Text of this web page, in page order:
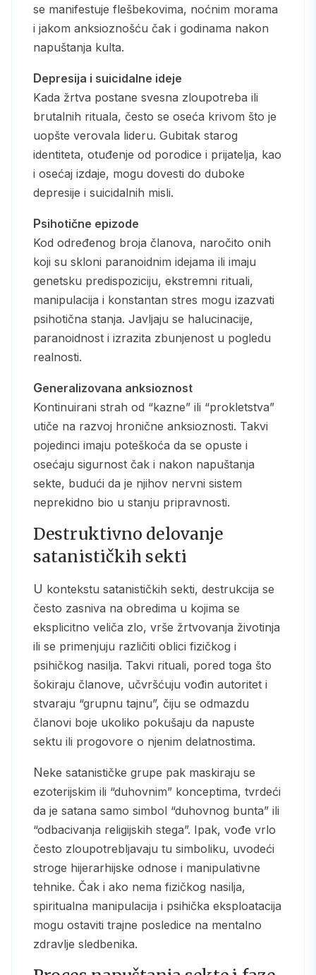
se manifestuje flešbekovima, noćnim morama
i jakom anksioznošću čak i godinama nakon
napuštanja kulta.
Depresija i suicidalne ideje
Kada žrtva postane svesna zloupotreba ili
brutalnih rituala, često se oseća krivom što je
uopšte verovala lideru. Gubitak starog
identiteta, otuđenje od porodice i prijatelja, kao
i osećaj izdaje, mogu dovesti do duboke
depresije i suicidalnih misli.
Psihotične epizode
Kod određenog broja članova, naročito onih
koji su skloni paranoidnim idejama ili imaju
genetsku predispoziciju, ekstremni rituali,
manipulacija i konstantan stres mogu izazvati
psihotična stanja. Javljaju se halucinacije,
paranoidnost i izrazita zbunjenost u pogledu
realnosti.
Generalizovana anksioznost
Kontinuirani strah od “kazne” ili “prokletstva”
utiče na razvoj hronične anksioznosti. Takvi
pojedinci imaju poteškoća da se opuste i
osećaju sigurnost čak i nakon napuštanja
sekte, budući da je njihov nervni sistem
neprekidno bio u stanju pripravnosti.
Destruktivno delovanje
satanističkih sekti
U kontekstu satanističkih sekti, destrukcija se
često zasniva na obredima u kojima se
eksplicitno veliča zlo, vrše žrtvovanja životinja
ili se primenjuju različiti oblici fizičkog i
psihičkog nasilja. Takvi rituali, pored toga što
šokiraju članove, učvršćuju vođin autoritet i
stvaraju “grupnu tajnu”, čiju se odmazdu
članovi boje ukoliko pokušaju da napuste
sektu ili progovore o njenim delatnostima.
Neke satanističke grupe pak maskiraju se
ezoterijskim ili “duhovnim” konceptima, tvrdeći
da je satana samo simbol “duhovnog bunta” ili
“odbacivanja religijskih stega”. Ipak, vođe vrlo
često zloupotrebljavaju tu simboliku, uvodeći
stroge hijerarhijske odnose i manipulativne
tehnike. Čak i ako nema fizičkog nasilja,
spiritualna manipulacija i psihička eksploatacija
mogu ostaviti trajne posledice na mentalno
zdravlje sledbenika.